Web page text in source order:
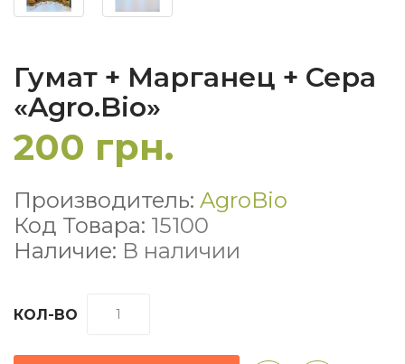
Гумат + Марганец + Сера
«Agro.Bio»
200 грн.
Производитель: AgroBio
Код Товара: 15100
Наличие: В наличии
КОЛ-ВО